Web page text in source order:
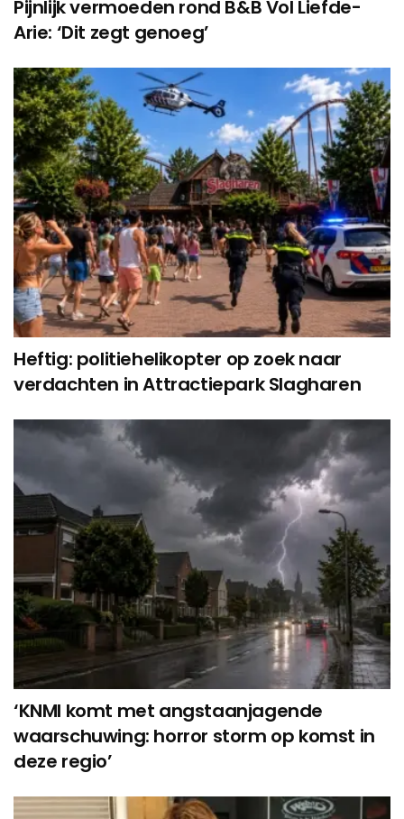
Pijnlijk vermoeden rond B&B Vol Liefde-
Arie: ‘Dit zegt genoeg’
Heftig: politiehelikopter op zoek naar
verdachten in Attractiepark Slagharen
‘KNMI komt met angstaanjagende
waarschuwing: horror storm op komst in
deze regio’